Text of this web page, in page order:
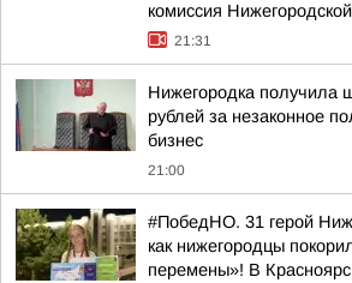
комиссия
21:31
Нижегородка получила
рублей за незаконное
бизнес
21:00
#ПобедНО. 31 герой
как нижегородцы
перемены»! В